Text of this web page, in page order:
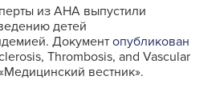
из AHA выпустили
детей
Документ опубликован
Thrombosis, and Vascular
вестник».